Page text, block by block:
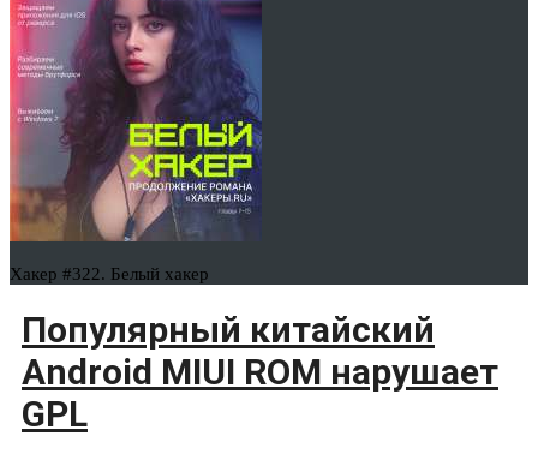
Хакер #322. Белый хакер
Популярный китайский
Android MIUI ROM нарушает
GPL